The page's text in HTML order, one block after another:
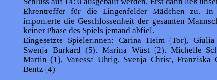
Ehrentreffer für die Lingenfelder Mädchen zu. In
imponierte die Geschlossenheit der gesamten
keiner Phase des Spiels jemand abfiel.
Eingesetzte Spielerinnen: Carina Heim (Tor),
Swenja Burkard (5), Marina Wüst (2), Michelle
Martin (1), Vanessa Uhrig, Svenja Christ, Franziska
Bentz (4)